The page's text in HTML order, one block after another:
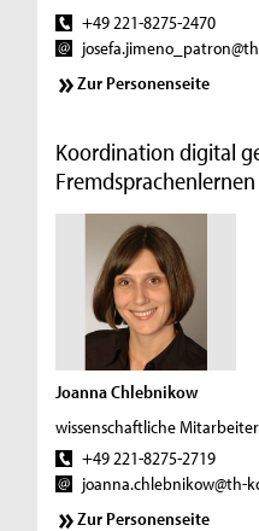
+49 221-8275-2470
Zur Personenseite
Koordination digital
Fremdsprachenlernen
Joanna Chlebnikow
wissenschaftliche
+49 221-8275-2719
joanna.chlebnikow@th-
Zur Personenseite